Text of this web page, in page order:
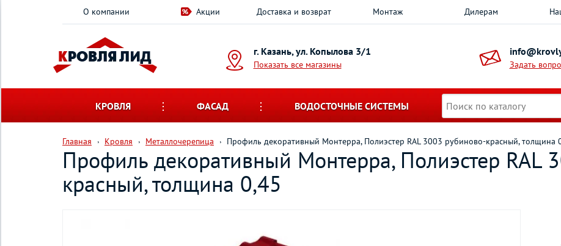
О компании Акции Доставка и возврат Монтаж Дилерам
г. Казань, ул. Копылова 3/1
Показать все магазины Задать
КРОВЛЯ ФАСАД ВОДОСТОЧНЫЕ СИСТЕМЫ
Главная Кровля Металлочерепица Профиль декоративный Монтерра, Полиэстер RAL 3003 рубиново-красный, толщина
Профиль декоративный Монтерра, Полиэстер RAL
красный, толщина 0,45